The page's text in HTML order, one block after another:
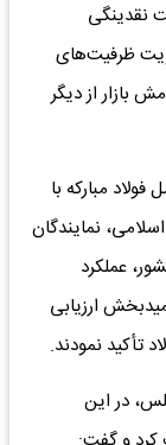
نقدینگی
ظرفیت‌های
بازار از دیگر
مبارکه با
نمایندگان
عملکرد
ارزیابی
تأکید نمودند.
در این